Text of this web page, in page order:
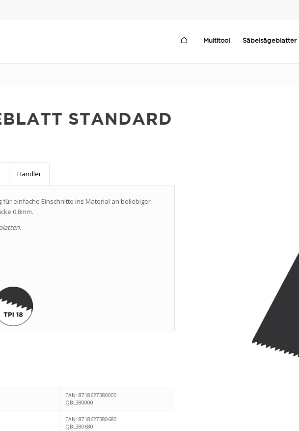
Multitool Säbelsägeblatter
STANDARD
Händler
einfache Einschnitte ins Material an beliebiger
0.8mm.
EAN: 8718627380000
QBL380000
EAN: 8718627380680
QBL380680